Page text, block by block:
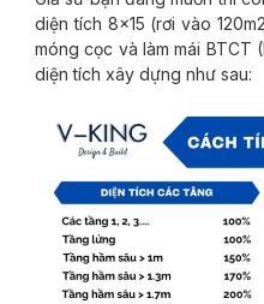
diện tích 8×15 (rơi vào
móng cọc và làm mái BTCT
diện tích xây dựng như sau: